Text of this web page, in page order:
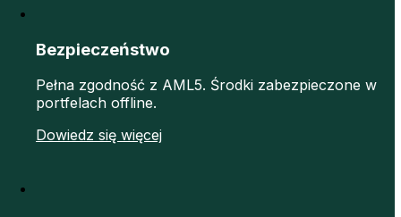
Bezpieczeństwo
Pełna zgodność z AML5. Środki zabezpieczone w
portfelach offline.
Dowiedz się więcej